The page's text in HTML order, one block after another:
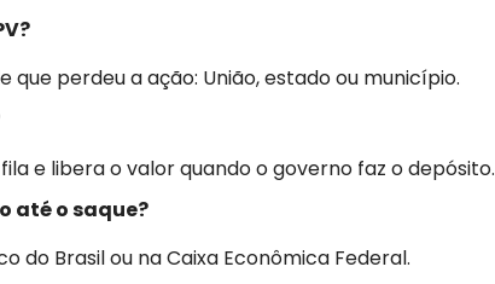
perdeu a ação: União, estado ou município.
e libera o valor quando o governo faz o depósito.
até o saque?
do Brasil ou na Caixa Econômica Federal.